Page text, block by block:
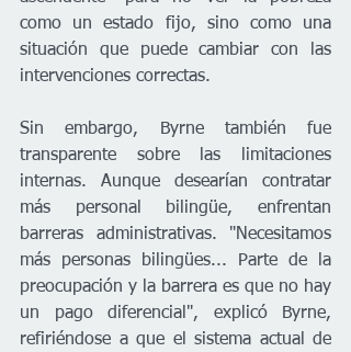
como un estado fijo, sino como una
situación que puede cambiar con las
intervenciones correctas.
Sin embargo, Byrne también fue
transparente sobre las limitaciones
internas. Aunque desearían contratar
más personal bilingüe, enfrentan
barreras administrativas. "Necesitamos
más personas bilingües... Parte de la
preocupación y la barrera es que no hay
un pago diferencial", explicó Byrne,
refiriéndose a que el sistema actual de